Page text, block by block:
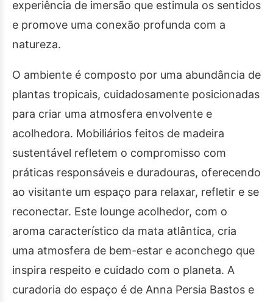
experiência de imersão que estimula os sentidos
e promove uma conexão profunda com a
natureza.
O ambiente é composto por uma abundância de
plantas tropicais, cuidadosamente posicionadas
para criar uma atmosfera envolvente e
acolhedora. Mobiliários feitos de madeira
sustentável refletem o compromisso com
práticas responsáveis e duradouras, oferecendo
ao visitante um espaço para relaxar, refletir e se
reconectar. Este lounge acolhedor, com o
aroma característico da mata atlântica, cria
uma atmosfera de bem-estar e aconchego que
inspira respeito e cuidado com o planeta. A
curadoria do espaço é de Anna Persia Bastos e